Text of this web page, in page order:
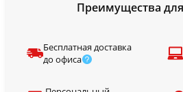
Преимущества
Бесплатная доставка
до офиса